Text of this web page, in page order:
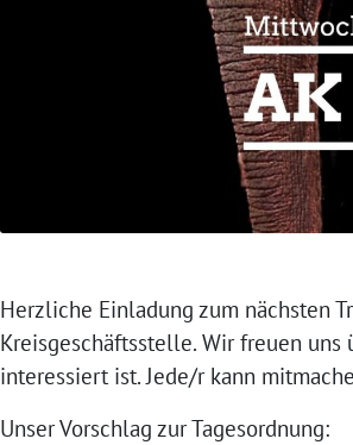
Herzliche Einladung zum nächsten
Kreisgeschäftsstelle. Wir freuen
interessiert ist. Jede/r kann
Unser Vorschlag zur Tagesordnung: